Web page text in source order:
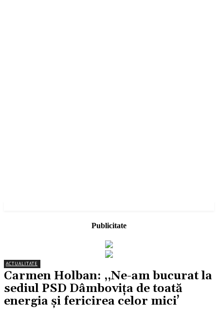
Publicitate
ACTUALITATE
Carmen Holban: ,,Ne-am bucurat la
sediul PSD Dâmbovița de toată
energia și fericirea celor mici’